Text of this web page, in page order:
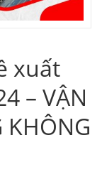
xuất
– VẬN
KHÔNG